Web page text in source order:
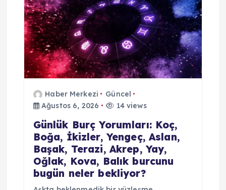
Haber Merkezi
Güncel
Ağustos 6, 2026
14 views
Günlük Burç Yorumları: Koç,
Boğa, İkizler, Yengeç, Aslan,
Başak, Terazi, Akrep, Yay,
Oğlak, Kova, Balık burcunu
bugün neler bekliyor?